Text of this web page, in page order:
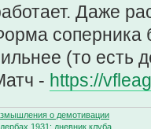
Даже
соперника
(то есть
- https://
о демотивации
1931: дневник клуба